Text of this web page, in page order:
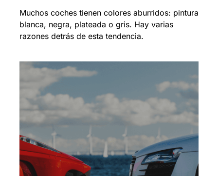
Muchos coches tienen colores aburridos: pintura
blanca, negra, plateada o gris. Hay varias
razones detrás de esta tendencia.